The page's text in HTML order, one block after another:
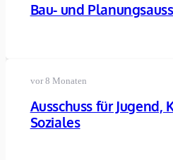
Bau- und
vor 8 Monaten
Ausschuss für Jugend,
Soziales